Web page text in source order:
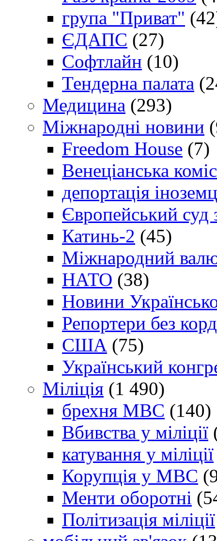
група "Приват"
ЄДАПС (27)
Софтлайн (10)
Тендерна палата
Медицина (293)
Міжнародні новини
Freedom House (7)
Венеціанська
депортація
Європейський
Катинь-2 (45)
Міжнародний
НАТО (38)
Новини
Репортери без
США (75)
Український
Міліція (1 490)
брехня МВС (140)
Вбивства у міліції
катування у міліції
Корупція у МВС
Менти оборотні
Політизація міліції